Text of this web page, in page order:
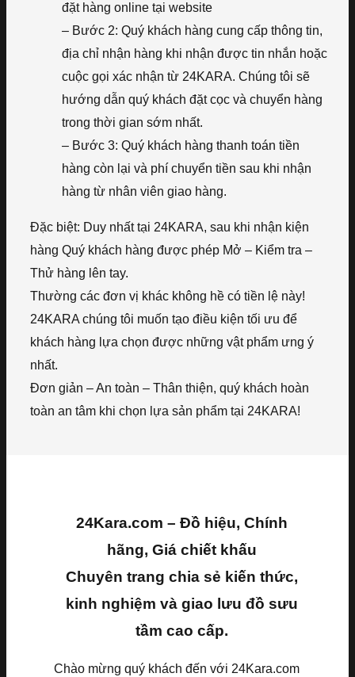
đặt hàng online tại website
– Bước 2: Quý khách hàng cung cấp thông tin,
địa chỉ nhận hàng khi nhận được tin nhắn hoặc
cuộc gọi xác nhận từ 24KARA. Chúng tôi sẽ
hướng dẫn quý khách đặt cọc và chuyển hàng
trong thời gian sớm nhất.
– Bước 3: Quý khách hàng thanh toán tiền
hàng còn lại và phí chuyển tiền sau khi nhận
hàng từ nhân viên giao hàng.
Đặc biệt: Duy nhất tại 24KARA, sau khi nhận kiện
hàng Quý khách hàng được phép Mở – Kiểm tra –
Thử hàng lên tay.
Thường các đơn vị khác không hề có tiền lệ này!
24KARA chúng tôi muốn tạo điều kiện tối ưu để
khách hàng lựa chọn được những vật phẩm ưng ý
nhất.
Đơn giản – An toàn – Thân thiện, quý khách hoàn
toàn an tâm khi chọn lựa sản phẩm tại 24KARA!
24Kara.com – Đồ hiệu, Chính
hãng, Giá chiết khấu
Chuyên trang chia sẻ kiến thức,
kinh nghiệm và giao lưu đồ sưu
tầm cao cấp.
Chào mừng quý khách đến với 24Kara.com